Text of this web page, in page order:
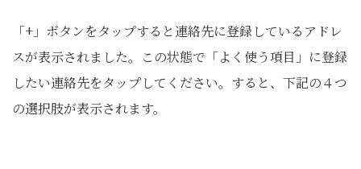
「+」ボタンをタップすると連絡先に登録しているアドレ
スが表示されました。この状態で「よく使う項目」に登録
したい連絡先をタップしてください。すると、下記の４つ
の選択肢が表示されます。